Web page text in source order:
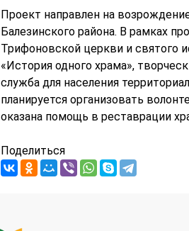
Проект направлен на
Балезинского района. В рамках
Трифоновской церкви и святого
«История одного храма»,
служба для населения
планируется организовать
оказана помощь в реставрации
Поделиться